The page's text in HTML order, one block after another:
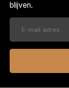
blijven.